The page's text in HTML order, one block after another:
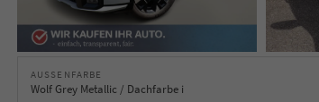
AUSSENFARBE
Wolf Grey Metallic / Dachfarbe i